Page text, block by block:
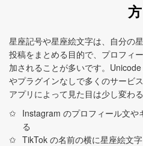
方
星座記号や星座絵文字は、自分の
投稿をまとめる目的で、プロフィ
加されることが多いです。
やプラグインなしで多くのサービ
アプリによって見た目は少し変わ
Instagram のプロフィール文
る
TikTok の名前の横に星座絵文